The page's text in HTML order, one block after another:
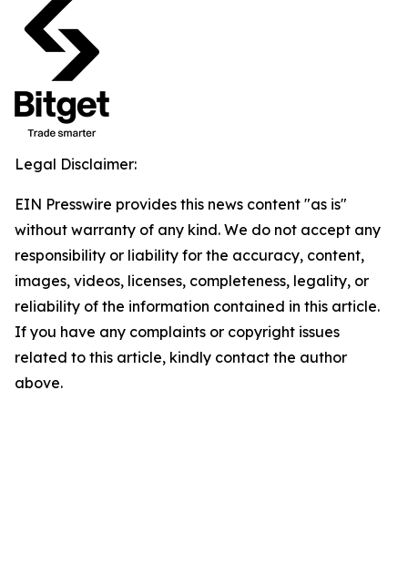
Legal Disclaimer:
EIN Presswire provides this news content "as is"
without warranty of any kind. We do not accept any
responsibility or liability for the accuracy, content,
images, videos, licenses, completeness, legality, or
reliability of the information contained in this article.
If you have any complaints or copyright issues
related to this article, kindly contact the author
above.